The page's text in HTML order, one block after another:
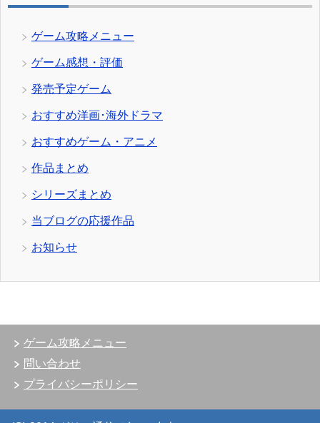
ゲーム攻略メニュー
ゲーム感想・評価
発売予定ゲーム
おすすめ洋画･海外ドラマ
おすすめゲーム・アニメ
作品まとめ
シリーズまとめ
当ブログの応援作品
お知らせ
ゲーム攻略メニュー
問い合わせ
プライバシーポリシー